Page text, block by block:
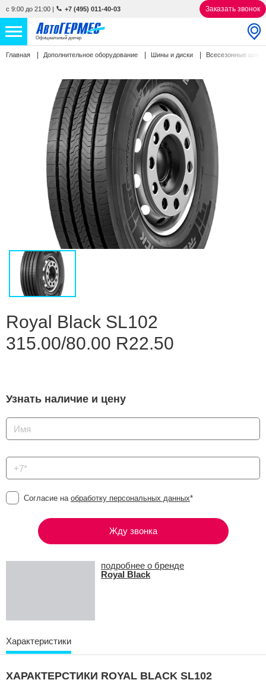
с 9:00 до 21:00 | +7 (495) 011-40-03 Заказать звонок
Официальный дилер
НОВЫЕ АВТОМОБИЛИ 4871 авто
С ПРОБЕГОМ 842 авто
О КОМПАНИИ
КОНТАКТЫ
Избранное
Сравнение
Личный кабинет
Главная Дополнительное оборудование Шины и диски Всесезонные
Royal Black SL102
315.00/80.00 R22.50
Узнать наличие и цену
Согласие на обработку персональных данных*
Жду звонка
подробнее о бренде
Royal Black
Характеристики
ХАРАКТЕРСТИКИ ROYAL BLACK SL102